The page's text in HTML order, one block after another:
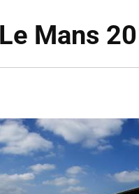
Mans